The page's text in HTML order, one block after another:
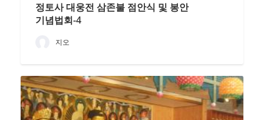
정토사 대웅전 삼존불 점안식 및 봉안
기념법회-4
지오